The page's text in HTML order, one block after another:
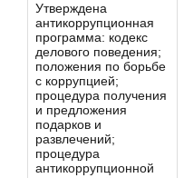
Утверждена
антикоррупционная
программа: кодекс
делового поведения;
положения по борьбе
с коррупцией;
процедура получения
и предложения
подарков и
развлечений;
процедура
антикоррупционной